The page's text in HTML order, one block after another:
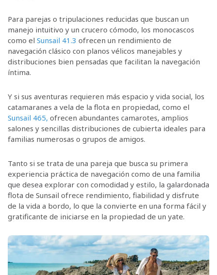
Para parejas o tripulaciones reducidas que buscan un
manejo intuitivo y un crucero cómodo, los monocascos
como el Sunsail 41.3 ofrecen un rendimiento de
navegación clásico con planos vélicos manejables y
distribuciones bien pensadas que facilitan la navegación
íntima.
Y si sus aventuras requieren más espacio y vida social, los
catamaranes a vela de la flota en propiedad, como el
Sunsail 465, ofrecen abundantes camarotes, amplios
salones y sencillas distribuciones de cubierta ideales para
familias numerosas o grupos de amigos.
Tanto si se trata de una pareja que busca su primera
experiencia práctica de navegación como de una familia
que desea explorar con comodidad y estilo, la galardonada
flota de Sunsail ofrece rendimiento, fiabilidad y disfrute
de la vida a bordo, lo que la convierte en una forma fácil y
gratificante de iniciarse en la propiedad de un yate.